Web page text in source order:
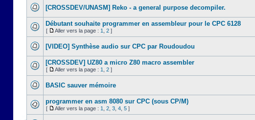
[CROSSDEV/UNASM] Reko - a general purpose decompiler.
Débutant souhaite programmer en assembleur pour le CPC 6128
[ Aller vers la page : 1 2 ]
[VIDEO] Synthèse audio sur CPC par Roudoudou
[CROSSDEV] UZ80 a micro Z80 macro assembler
[ Aller vers la page : 1 2 ]
BASIC sauver mémoire
programmer en asm 8080 sur CPC (sous CP/M)
[ Aller vers la page : 1 2 3 4 5 ]